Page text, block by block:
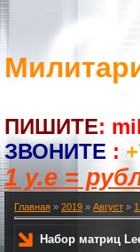
ПИШИТЕ:
ЗВОНИТЕ :
1 у.е =
Главная » 2019 » Август »
Набор матриц